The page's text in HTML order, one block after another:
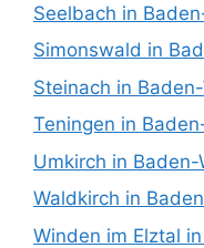
Seelbach in
Simonswald in
Steinach in
Teningen in
Umkirch in
Waldkirch in
Winden im Elztal